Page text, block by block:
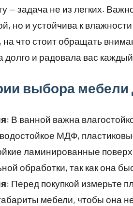
— задача не из легких.
но и устойчива к
что стоит обращать
и радовала вас
выбора мебели
: В ванной важна
МДФ,
ламинированные
обработки, так как она
: Перед покупкой измерьте
мебели, чтобы она